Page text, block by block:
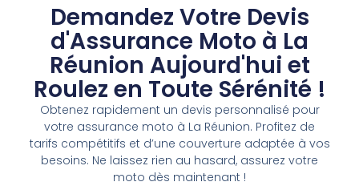
Demandez Votre Devis
d'Assurance Moto à La
Réunion Aujourd'hui et
Roulez en Toute Sérénité !
Obtenez rapidement un devis personnalisé pour
votre assurance moto à La Réunion. Profitez de
tarifs compétitifs et d’une couverture adaptée à vos
besoins. Ne laissez rien au hasard, assurez votre
moto dès maintenant !